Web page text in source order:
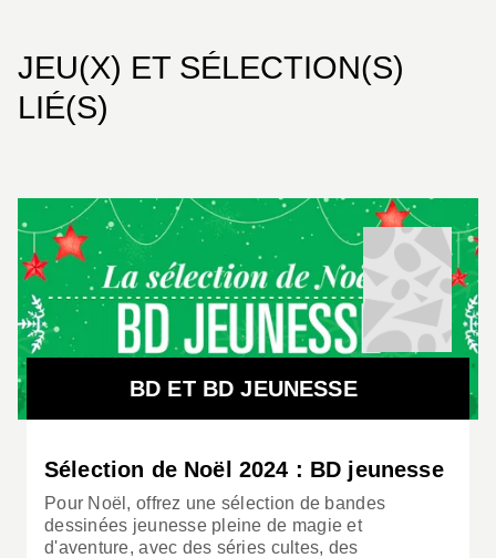
JEU(X) ET SÉLECTION(S)
LIÉ(S)
BD ET BD JEUNESSE
Sélection de Noël 2024 : BD jeunesse
Pour Noël, offrez une sélection de bandes
dessinées jeunesse pleine de magie et
d'aventure, avec des séries cultes, des